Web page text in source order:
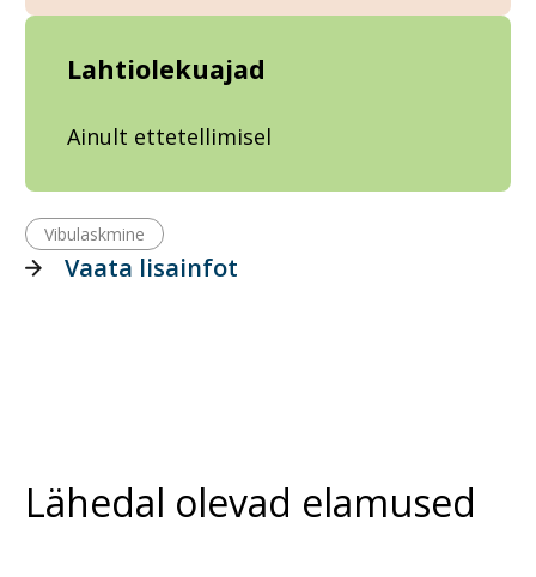
Lahtiolekuajad
Ainult ettetellimisel
Vibulaskmine
Vaata lisainfot
Lähedal olevad elamused